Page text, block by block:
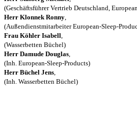
(Geschäftsführer Vertrieb Deutschland,
Herr Klonnek Ronny
(Außendienstmitarbeiter European-Sleep-
Frau Köhler Isabell
(Wasserbetten Büchel)
Herr Damude Douglas
(Inh. European-Sleep-Products)
Herr Büchel Jens
(Inh. Wasserbetten Büchel)